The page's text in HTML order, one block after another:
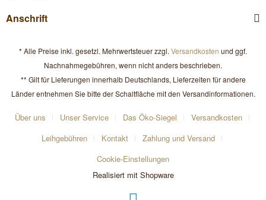
Anschrift
* Alle Preise inkl. gesetzl. Mehrwertsteuer zzgl. Versandkosten und ggf.
Nachnahmegebühren, wenn nicht anders beschrieben.
** Gilt für Lieferungen innerhalb Deutschlands, Lieferzeiten für andere
Länder entnehmen Sie bitte der Schaltfläche mit den Versandinformationen.
Über uns Unser Service Das Öko-Siegel
Versandkosten
Leihgebühren
Kontakt
Zahlung und Versand
Cookie-Einstellungen
Realisiert mit Shopware